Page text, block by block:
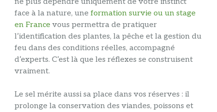
face à la nature, une formation survie ou un stage
en France vous permettra de pratiquer
l’identification des plantes, la pêche et la gestion du
feu dans des conditions réelles, accompagné
d’experts. C’est là que les réflexes se construisent
vraiment.
Le sel mérite aussi sa place dans vos réserves : il
prolonge la conservation des viandes, poissons et